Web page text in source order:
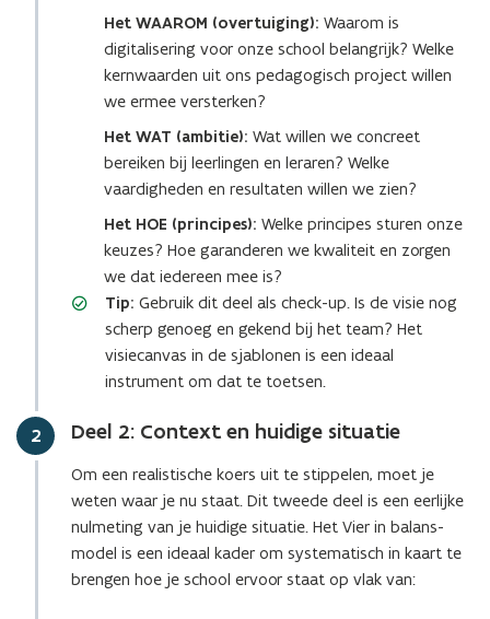
Het WAAROM (overtuiging): Waarom is
digitalisering voor onze school belangrijk? Welke
kernwaarden uit ons pedagogisch project willen
we ermee versterken?
Het WAT (ambitie): Wat willen we concreet
bereiken bij leerlingen en leraren? Welke
vaardigheden en resultaten willen we zien?
Het HOE (principes): Welke principes sturen onze
keuzes? Hoe garanderen we kwaliteit en zorgen
we dat iedereen mee is?
Tip: Gebruik dit deel als check-up. Is de visie nog
scherp genoeg en gekend bij het team? Het
visiecanvas in de sjablonen is een ideaal
instrument om dat te toetsen.
Stap
2 Deel 2: Context en huidige situatie
Om een realistische koers uit te stippelen, moet je
weten waar je nu staat. Dit tweede deel is een eerlijke
nulmeting van je huidige situatie. Het Vier in balans-
model is een ideaal kader om systematisch in kaart te
brengen hoe je school ervoor staat op vlak van: